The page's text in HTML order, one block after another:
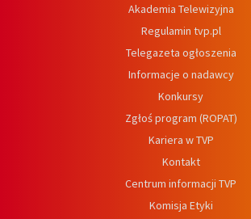
Akademia Telewizyjna
Regulamin tvp.pl
Telegazeta ogłoszenia
Informacje o nadawcy
Konkursy
Zgłoś program (ROPAT)
Kariera w TVP
Kontakt
Centrum informacji TVP
Komisja Etyki